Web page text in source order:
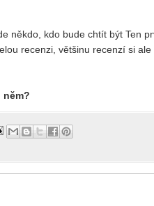
někdo, kdo bude chtít být Ten
recenzi, většinu recenzí si ale
něm?